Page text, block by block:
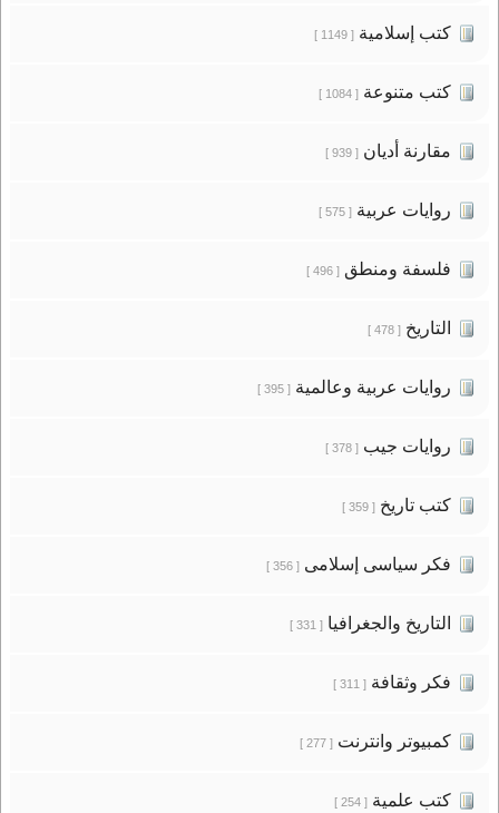
كتب إسلامية[ 1149 ]
كتب متنوعة[ 1084 ]
مقارنة أديان[ 939 ]
روايات عربية[ 575 ]
فلسفة ومنطق[ 496 ]
التاريخ[ 478 ]
روايات عربية وعالمية[ 395 ]
روايات جيب[ 378 ]
كتب تاريخ[ 359 ]
فكر سياسى إسلامى[ 356 ]
التاريخ والجغرافيا[ 331 ]
فكر وثقافة[ 311 ]
كمبيوتر وانترنت[ 277 ]
كتب علمية[ 254 ]